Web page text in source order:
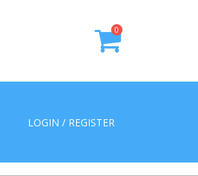
0
LOGIN / REGISTER